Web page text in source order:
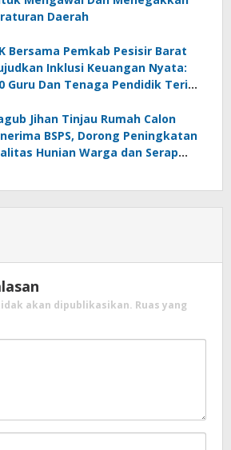
Daerah
Bersama Pemkab Pesisir Barat
Inklusi Keuangan Nyata:
Guru Dan Tenaga Pendidik Terima
Jihan Tinjau Rumah Calon
BSPS, Dorong Peningkatan
Hunian Warga dan Serap
akan dipublikasikan. Ruas yang